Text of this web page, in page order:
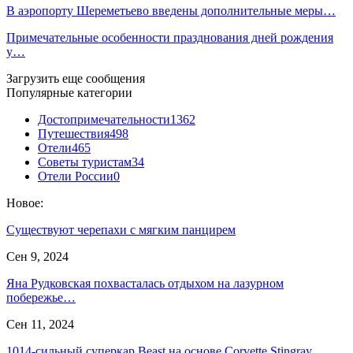
В аэропорту Шереметьево введены дополнительные меры…
Примечательные особенности празднования дней рождения
у…
Загрузить еще сообщения
Популярные категории
Достопримечательности1362
Путешествия498
Отели465
Советы туристам34
Отели России0
Новое:
Существуют черепахи с мягким панцирем
Сен 9, 2024
Яна Рудковская похвасталась отдыхом на лазурном
побережье…
Сен 11, 2024